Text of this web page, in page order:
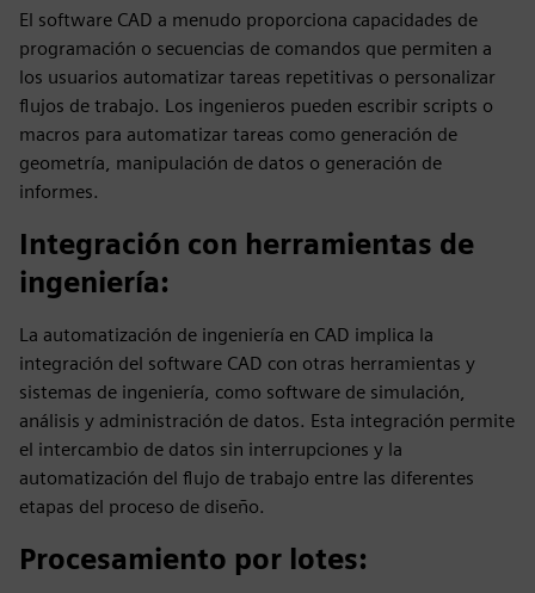
El software CAD a menudo proporciona capacidades de
programación o secuencias de comandos que permiten a
los usuarios automatizar tareas repetitivas o personalizar
flujos de trabajo. Los ingenieros pueden escribir scripts o
macros para automatizar tareas como generación de
geometría, manipulación de datos o generación de
informes.
Integración con herramientas de
ingeniería:
La automatización de ingeniería en CAD implica la
integración del software CAD con otras herramientas y
sistemas de ingeniería, como software de simulación,
análisis y administración de datos. Esta integración permite
el intercambio de datos sin interrupciones y la
automatización del flujo de trabajo entre las diferentes
etapas del proceso de diseño.
Procesamiento por lotes: